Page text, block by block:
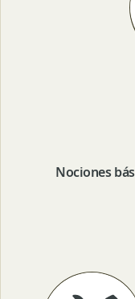
Nociones